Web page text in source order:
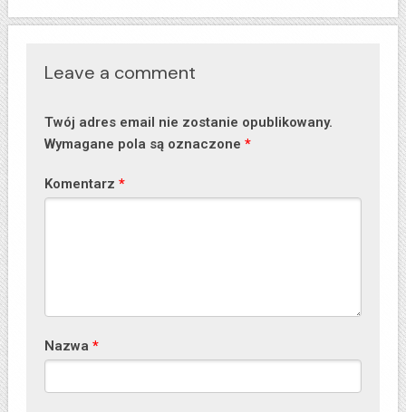
Leave a comment
Twój adres email nie zostanie opublikowany.
Wymagane pola są oznaczone *
Komentarz *
Nazwa *